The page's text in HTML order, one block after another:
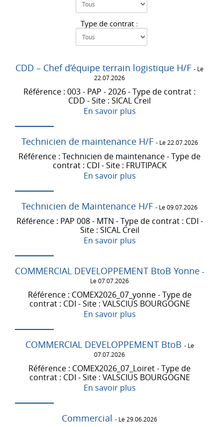
Type de contrat :
CDD – Chef d’équipe terrain logistique H/F - Le
22.07.2026
Référence : 003 - PAP - 2026 - Type de contrat :
CDD - Site : SICAL Creil
En savoir plus
Technicien de maintenance H/F - Le 22.07.2026
Référence : Technicien de maintenance - Type de
contrat : CDI - Site : FRUTIPACK
En savoir plus
Technicien de Maintenance H/F - Le 09.07.2026
Référence : PAP 008 - MTN - Type de contrat : CDI -
Site : SICAL Creil
En savoir plus
COMMERCIAL DEVELOPPEMENT BtoB Yonne -
Le 07.07.2026
Référence : COMEX2026_07_yonne - Type de
contrat : CDI - Site : VALSCIUS BOURGOGNE
En savoir plus
COMMERCIAL DEVELOPPEMENT BtoB - Le
07.07.2026
Référence : COMEX2026_07_Loiret - Type de
contrat : CDI - Site : VALSCIUS BOURGOGNE
En savoir plus
Commercial - Le 29.06.2026